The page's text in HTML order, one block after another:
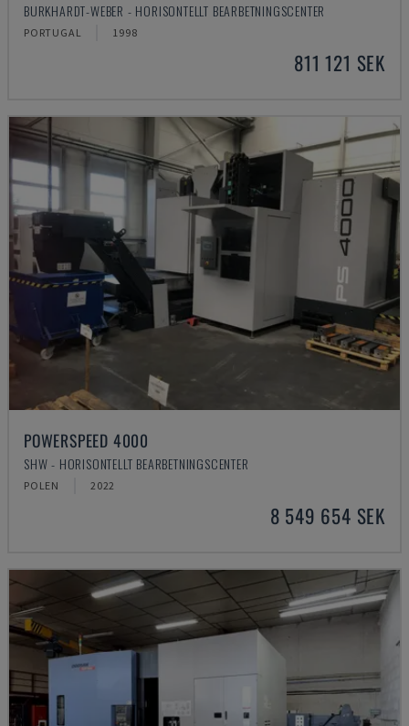
BURKHARDT-WEBER - HORISONTELLT BEARBETNINGSCENTER
PORTUGAL 1998
811 121 SEK
POWERSPEED 4000
SHW - HORISONTELLT BEARBETNINGSCENTER
POLEN 2022
8 549 654 SEK